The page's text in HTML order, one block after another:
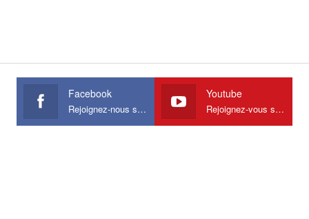
Facebook
Rejoignez-nous sur Facebook
Youtube
Rejoignez-vous sur Youtube